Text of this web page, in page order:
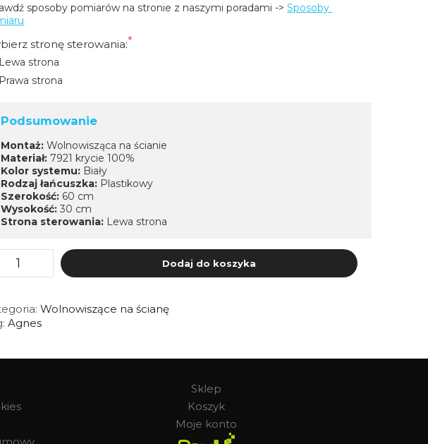
sposoby pomiarów na stronie z naszymi poradami -> Sposoby
stronę sterowania:
Lewa strona
Prawa strona
Podsumowanie
Montaż:Wolnowisząca na ścianie
Materiał: 7921 krycie 100%
Kolor systemu: Biały
Rodzaj łańcuszka: Plastikowy
Szerokość: 60 cm
Wysokość: 30 cm
Strona sterowania: Lewa strona
Dodaj do koszyka
Wolnowiszące na ścianę
Agnes
Sklep
Koszyk
Moje konto